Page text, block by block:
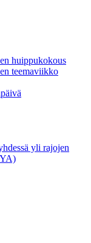
huippukokous
teemaviikko
yli rajojen